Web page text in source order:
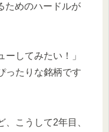
ためのハードルが
ーしてみたい！」
ったりな銘柄です
こうして2年目、